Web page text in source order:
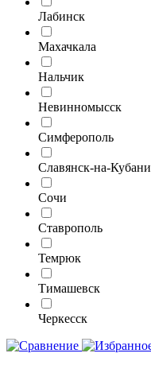
Лабинск
Махачкала
Нальчик
Невинномысск
Симферополь
Славянск-на-Кубани
Сочи
Ставрополь
Темрюк
Тимашевск
Черкесск